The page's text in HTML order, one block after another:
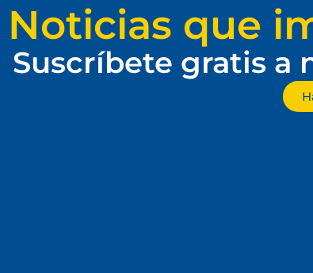
Noticias que
Suscríbete gratis a